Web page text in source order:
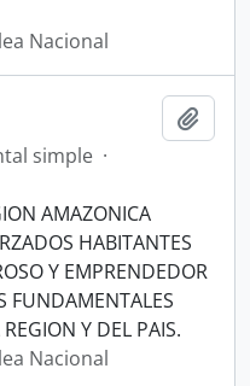
Nacional
simple ·
AMAZONICA
HABITANTES
Y EMPRENDEDOR
FUNDAMENTALES
Y DEL PAIS.
Nacional